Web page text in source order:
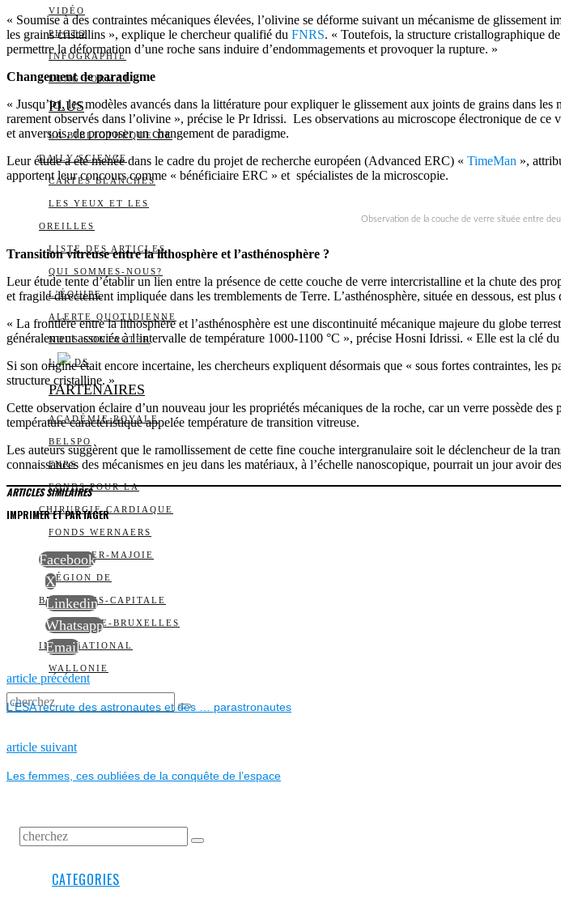
VIDÉO
PHOTO
INFOGRAPHIE
LONG FORMAT
PLUS
LA BIBLIOTHÈQUE DE
DAILY SCIENCE
CARTES BLANCHES
LES YEUX ET LES
OREILLES
LISTE DES ARTICLES
QUI SOMMES-NOUS?
L’ÉQUIPE
ALERTE QUOTIDIENNE
NOUS CONTACTER
I DS
PARTENAIRES
ACADÉMIE ROYALE
BELSPO
FNRS
FONDS POUR LA
CHIRURGIE CARDIAQUE
FONDS WERNAERS
FOURNIER-MAJOIE
RÉGION DE
BRUXELLES-CAPITALE
WALLONIE-BRUXELLES
INTERNATIONAL
WALLONIE
« Soumise à des contraintes mécaniques élevées, l’olivine se déforme suivant un mécanisme de
les grains cristallins », explique le chercheur qualifié du FNRS. « Toutefois, la structure cristallographique
permettre la déformation d’une roche sans induire d’endommagements et provoquer la rupture. »
Changement de paradigme
« Jusqu’ici, les modèles avancés dans la littérature pour expliquer le glissement aux joints de grains dans
rarement observés dans l’olivine », précise le Pr Idrissi. Les observations au microscope électronique de
et anversois, de proposer un changement de paradigme.
Leur étude a été menée dans le cadre du projet de recherche européen (Advanced ERC) « TimeMan »,
apportent leur concours comme « bénéficiaire ERC » et spécialistes de la microscopie.
Observation de la couche de verre située entre
Transition vitreuse entre la lithosphère et l’asthénosphère ?
Leur étude tente d’établir un lien entre la présence de cette couche de verre intercristalline et la chute des
et fragile directement impliquée dans les tremblements de Terre. L’asthénosphère, située en dessous, est
« La frontière entre la lithosphère et l’asthénosphère est une discontinuité mécanique majeure du globe
généralement associée à l’intervalle de température 1000-1100 °C », précise Hosni Idrissi. « Elle est la clé
Si son origine était encore incertaine, les chercheurs expliquent désormais que « sous fortes contraintes,
structure cristalline. »
Cette observation éclaire d’un nouveau jour les propriétés mécaniques de la roche, car un verre possède
température caractéristique appelée température de transition vitreuse.
Les auteurs suggèrent que le ramollissement de cette fine couche intergranulaire soit le déclencheur de la
connaissances des mécanismes en jeu dans les matériaux, à l’échelle nanoscopique, pourrait un jour avoir
ARTICLES SIMILAIRES
IMPRIMER ET PARTAGER
Facebook
X
Linkedin
Whatsapp
Email
NAVIGATION
DE
L’ARTICLE
article précédentPrevious
post:
L’ESA recrute des astronautes et des … parastronautes
article suivantNext
Les femmes, ces oubliées de la conquête de l’espace
CATEGORIES